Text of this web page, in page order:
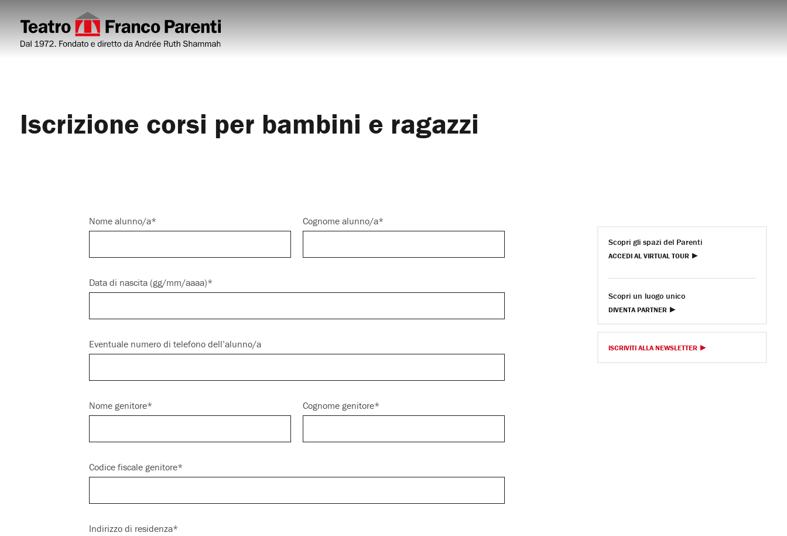
Iscrizione corsi per bambini e ragazzi
Nome alunno/a* Cognome alunno/a*
Data di nascita (gg/mm/aaaa)*
Eventuale numero di telefono dell’alunno/a
Nome genitore* Cognome genitore*
Codice fiscale genitore*
Indirizzo di residenza*
Scopri gli spazi del Parenti
ACCEDI AL VIRTUAL TOUR
Scopri un luogo unico
DIVENTA PARTNER
ISCRIVITI ALLA NEWSLETTER